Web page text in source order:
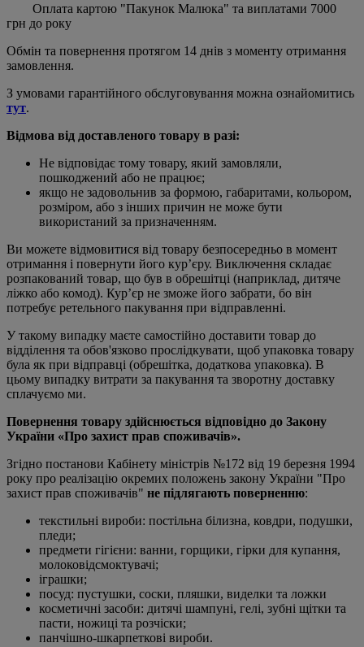
Оплата картою "Пакунок Малюка" та виплатами 7000
грн до року
Обмін та повернення протягом 14 днів з моменту отримання
замовлення.
З умовами гарантійного обслуговування можна ознайомитись
тут.
Відмова від доставленого товару в разі:
Не відповідає тому товару, який замовляли,
пошкоджений або не працює;
якщо не задовольнив за формою, габаритами, кольором,
розміром, або з інших причин не може бути
використаний за призначенням.
Ви можете відмовитися від товару безпосередньо в момент
отримання і повернути його кур’єру. Виключення складає
розпакований товар, що був в обрешітці (наприклад, дитяче
ліжко або комод). Кур’єр не зможе його забрати, бо він
потребує ретельного пакування при відправленні.
У такому випадку маєте самостійно доставити товар до
відділення та обов'язково прослідкувати, щоб упаковка товару
була як при відправці (обрешітка, додаткова упаковка). В
цьому випадку витрати за пакування та зворотну доставку
сплачуємо ми.
Повернення товару здійснюється відповідно до Закону
України «Про захист прав споживачів».
Згідно постанови Кабінету міністрів №172 від 19 березня 1994
року про реалізацію окремих положень закону України "Про
захист прав споживачів" не підлягають поверненню:
текстильні вироби: постільна білизна, ковдри, подушки,
пледи;
предмети гігієни: ванни, горщики, гірки для купання,
молоковідсмоктувачі;
іграшки;
посуд: пустушки, соски, пляшки, виделки та ложки
косметичні засоби: дитячі шампуні, гелі, зубні щітки та
пасти, ножиці та розчіски;
панчішно-шкарпеткові вироби.